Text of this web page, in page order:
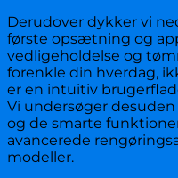
Derudover dykker vi
første opsætning og
vedligeholdelse og
forenkle din hverdag,
er en intuitiv
Vi undersøger
og de smarte
avancerede
modeller.